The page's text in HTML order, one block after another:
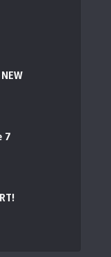
トスワ...
7